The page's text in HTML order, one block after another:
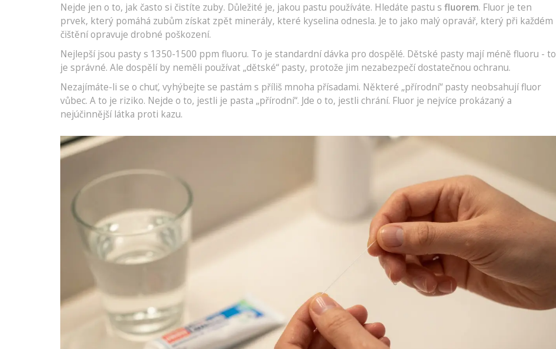
Nejde jen o to, jak často si čistíte zuby. Důležité je, jakou pastu používáte. Hledáte pastu s fluorem. Fluor je ten
prvek, který pomáhá zubům získat zpět minerály, které kyselina odnesla. Je to jako malý opravář, který při každém
čištění opravuje drobné poškození.
Nejlepší jsou pasty s 1350-1500 ppm fluoru. To je standardní dávka pro dospělé. Dětské pasty mají méně fluoru - to
je správné. Ale dospělí by neměli používat „dětské“ pasty, protože jim nezabezpečí dostatečnou ochranu.
Nezajímáte-li se o chuť, vyhýbejte se pastám s příliš mnoha přísadami. Některé „přírodní“ pasty neobsahují fluor
vůbec. A to je riziko. Nejde o to, jestli je pasta „přírodní“. Jde o to, jestli chrání. Fluor je nejvíce prokázaný a
nejúčinnější látka proti kazu.